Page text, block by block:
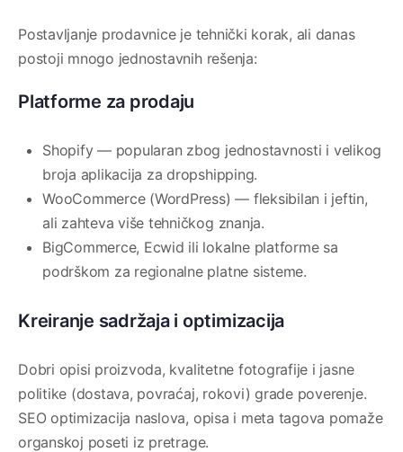
Postavljanje prodavnice je tehnički korak, ali danas
postoji mnogo jednostavnih rešenja:
Platforme za prodaju
Shopify — popularan zbog jednostavnosti i velikog
broja aplikacija za dropshipping.
WooCommerce (WordPress) — fleksibilan i jeftin,
ali zahteva više tehničkog znanja.
BigCommerce, Ecwid ili lokalne platforme sa
podrškom za regionalne platne sisteme.
Kreiranje sadržaja i optimizacija
Dobri opisi proizvoda, kvalitetne fotografije i jasne
politike (dostava, povraćaj, rokovi) grade poverenje.
SEO optimizacija naslova, opisa i meta tagova pomaže
organskoj poseti iz pretrage.